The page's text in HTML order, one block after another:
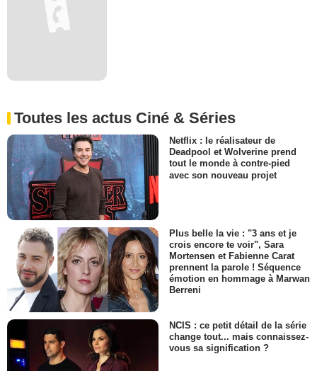
Toutes les actus Ciné & Séries
Netflix : le réalisateur de
Deadpool et Wolverine prend
tout le monde à contre-pied
avec son nouveau projet
Plus belle la vie : "3 ans et je
crois encore te voir", Sara
Mortensen et Fabienne Carat
prennent la parole ! Séquence
émotion en hommage à Marwan
Berreni
NCIS : ce petit détail de la série
change tout... mais connaissez-
vous sa signification ?